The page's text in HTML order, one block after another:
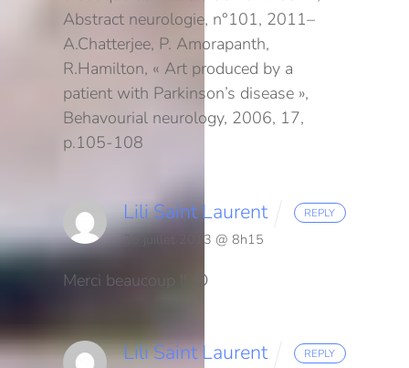
Abstract neurologie, n°101, 2011–
A.Chatterjee, P. Amorapanth,
R.Hamilton, « Art produced by a
patient with Parkinson’s disease »,
Behavourial neurology, 2006, 17,
p.105-108
Lili Saint Laurent
20 juillet 2013 @ 8h15
Merci beaucoup !! 😉
REPLY
Lili Saint Laurent REPLY